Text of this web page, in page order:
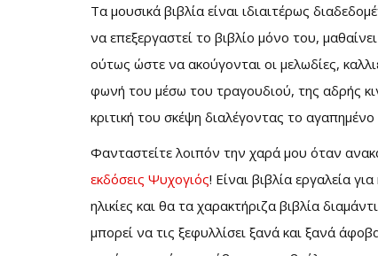
Τα μουσικά βιβλία είναι ιδιαιτέρως
να επεξεργαστεί το βιβλίο μόνο του,
ούτως ώστε να ακούγονται οι μελωδίες,
φωνή του μέσω του τραγουδιού, της αδρής
κριτική του σκέψη διαλέγοντας το αγαπημένο
Φανταστείτε λοιπόν την χαρά μου όταν
εκδόσεις Ψυχογιός! Είναι βιβλία εργαλεία
ηλικίες και θα τα χαρακτήριζα βιβλία
μπορεί να τις ξεφυλλίσει ξανά και ξανά